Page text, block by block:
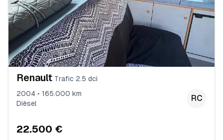
Renault Trafic 2.5 dci
2004 • 165.000 km
Dièsel
RC
22.500 €